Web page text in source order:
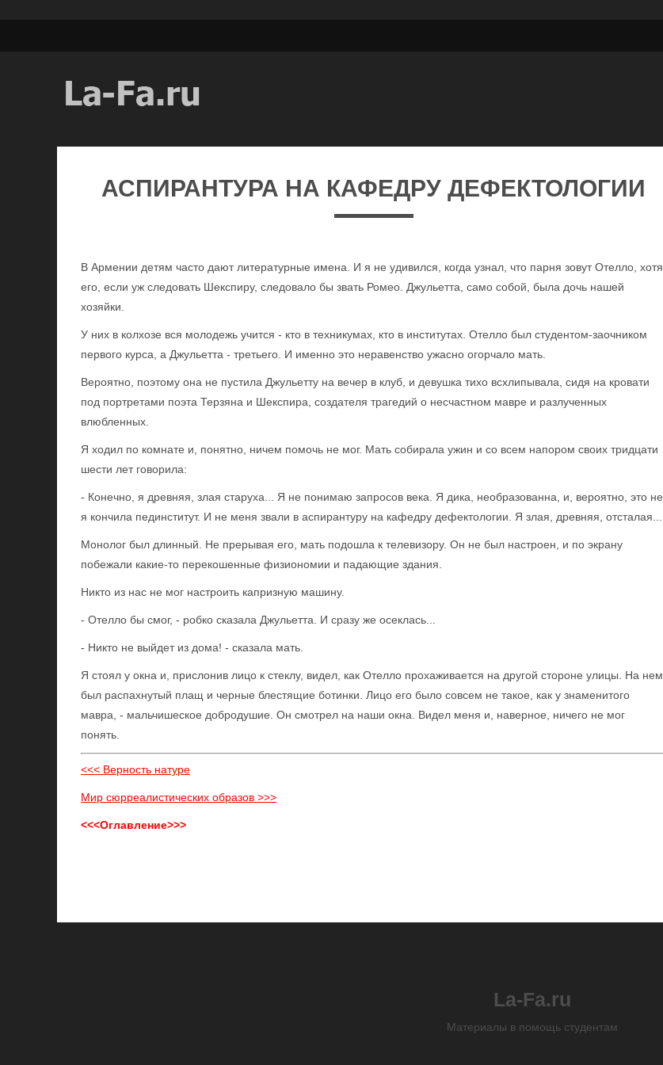
АСПИРАНТУРА НА КАФЕДРУ ДЕФЕКТОЛОГИИ
В Армении детям часто дают литературные имена. И я не удивился, когда узнал, что парня зовут Отелло, хотя
его, если уж следовать Шекспиру, следовало бы звать Ромео. Джульетта, само собой, была дочь нашей
хозяйки.
У них в колхозе вся молодежь учится - кто в техникумах, кто в институтах. Отелло был студентом-заочником
первого курса, а Джульетта - третьего. И именно это неравенство ужасно огорчало мать.
Вероятно, поэтому она не пустила Джульетту на вечер в клуб, и девушка тихо всхлипывала, сидя на кровати
под портретами поэта Терзяна и Шекспира, создателя трагедий о несчастном мавре и разлученных
влюбленных.
Я ходил по комнате и, понятно, ничем помочь не мог. Мать собирала ужин и со всем напором своих тридцати
шести лет говорила:
- Конечно, я древняя, злая старуха... Я не понимаю запросов века. Я дика, необразованна, и, вероятно, это не
я кончила пединститут. И не меня звали в аспирантуру на кафедру дефектологии. Я злая, древняя, отсталая...
Монолог был длинный. Не прерывая его, мать подошла к телевизору. Он не был настроен, и по экрану
побежали какие-то перекошенные физиономии и падающие здания.
Никто из нас не мог настроить капризную машину.
- Отелло бы смог, - робко сказала Джульетта. И сразу же осеклась...
- Никто не выйдет из дома! - сказала мать.
Я стоял у окна и, прислонив лицо к стеклу, видел, как Отелло прохаживается на другой стороне улицы. На нем
был распахнутый плащ и черные блестящие ботинки. Лицо его было совсем не такое, как у знаменитого
мавра, - мальчишеское добродушие. Он смотрел на наши окна. Видел меня и, наверное, ничего не мог
понять.
<<< Верность натуре
Мир сюрреалистических образов >>>
<<<Оглавление>>>
La-Fa.ru
Материалы в помощь студентам